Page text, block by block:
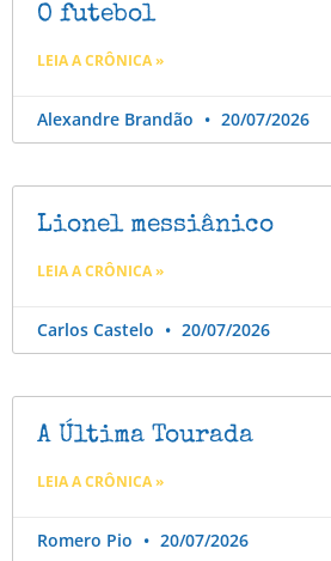
O futebol
LEIA A CRÔNICA »
Alexandre Brandão 20/07/2026
Lionel messiânico
LEIA A CRÔNICA »
Carlos Castelo 20/07/2026
A Última Tourada
LEIA A CRÔNICA »
Romero Pio 20/07/2026